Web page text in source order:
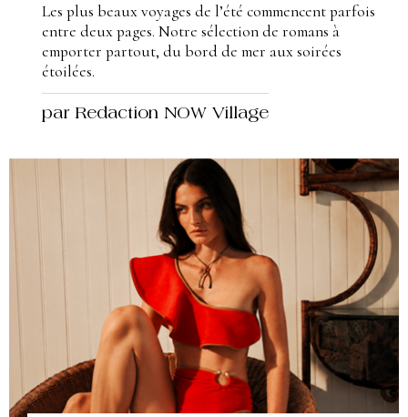
Les plus beaux voyages de l’été commencent parfois
entre deux pages. Notre sélection de romans à
emporter partout, du bord de mer aux soirées
étoilées.
par Redaction NOW Village